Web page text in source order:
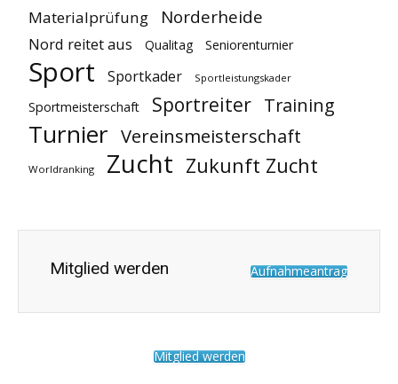
Materialprüfung Norderheide
Nord reitet aus Qualitag Seniorenturnier
Sport Sportkader Sportleistungskader
Sportmeisterschaft Sportreiter Training
Turnier Vereinsmeisterschaft
Worldranking Zucht Zukunft Zucht
Mitglied werden Aufnahmeantrag
Mitglied werden